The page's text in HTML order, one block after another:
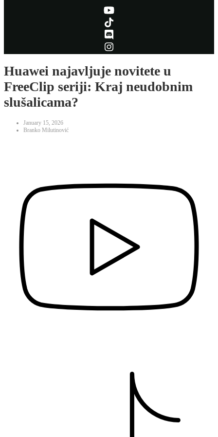
Huawei najavljuje novitete u
FreeClip seriji: Kraj neudobnim
slušalicama?
January 15, 2026
Branko Milutinović